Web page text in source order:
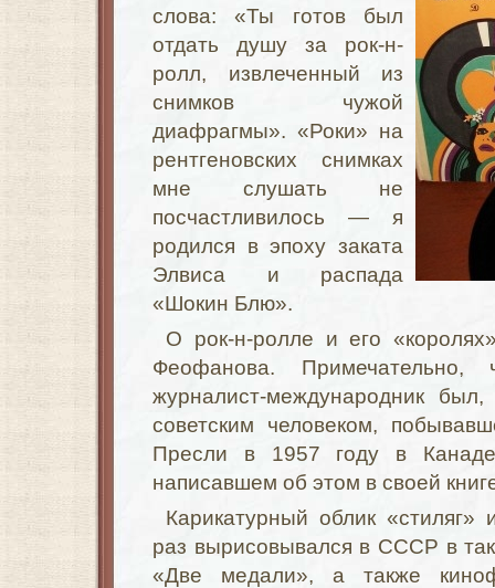
слова: «Ты готов был
отдать душу за рок-н-
ролл, извлеченный из
снимков чужой
диафрагмы». «Роки» на
рентгеновских снимках
мне слушать не
посчастливилось — я
родился в эпоху заката
Элвиса и распада
«Шокин Блю».
О рок-н-ролле и его
Феофанова. Примечательно,
журналист-международник
советским человеком,
Пресли в 1957 году в
написавшем об этом в своей
Карикатурный облик «стиляг»
раз вырисовывался в СССР в
«Две медали», а также